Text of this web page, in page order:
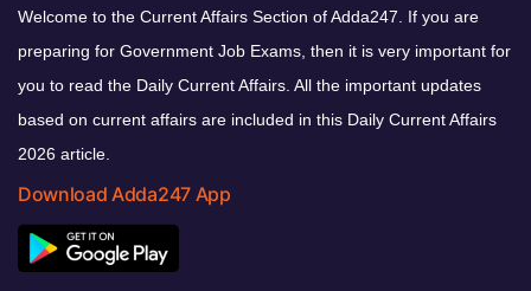
Welcome to the Current Affairs Section of Adda247. If you are
preparing for Government Job Exams, then it is very important for
you to read the Daily Current Affairs. All the important updates
based on current affairs are included in this Daily Current Affairs
2026 article.
Download Adda247 App